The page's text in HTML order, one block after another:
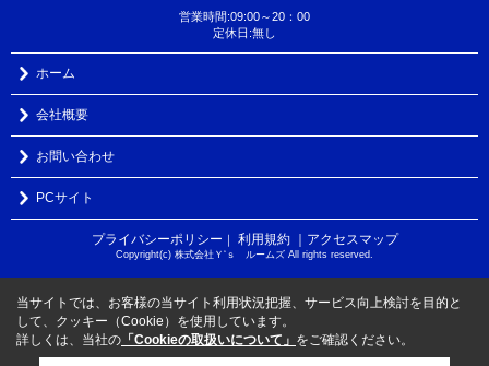
営業時間:09:00～20：00
定休日:無し
ホーム
会社概要
お問い合わせ
PCサイト
プライバシーポリシー ｜ 利用規約 ｜アクセスマップ
Copyright(c) 株式会社Ｙ‘ｓ ルームズ All rights reserved.
当サイトでは、お客様の当サイト利用状況把握、サービス向上検討を目的と
して、クッキー（Cookie）を使用しています。
詳しくは、当社の 「Cookieの取扱いについて」 をご確認ください。